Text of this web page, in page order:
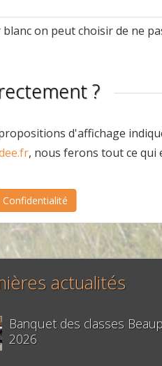
on peut choisir de ne
?
d'affichage
, nous ferons tout ce
Confidentialité
actualités
Banquet des classes
2026